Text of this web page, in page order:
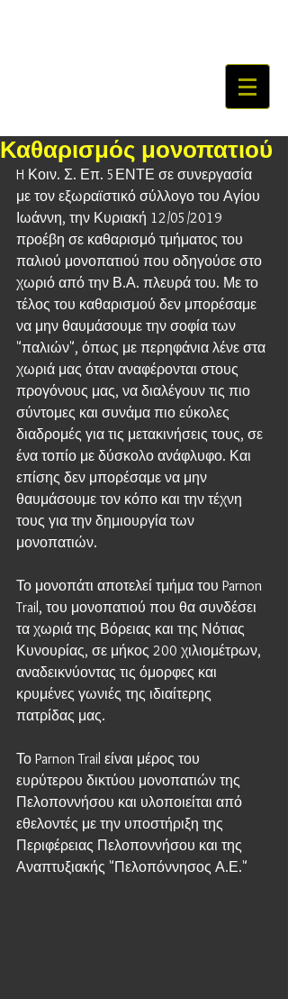
Καθαρισμός μονοπατιού
H Κοιν. Σ. Επ. 5ΕΝΤΕ σε συνεργασία
με τον εξωραϊστικό σύλλογο του Αγίου
Ιωάννη, την Κυριακή 12/05/2019
προέβη σε καθαρισμό τμήματος του
παλιού μονοπατιού που οδηγούσε στο
χωριό από την Β.Α. πλευρά του. Με το
τέλος του καθαρισμού δεν μπορέσαμε
να μην θαυμάσουμε την σοφία των
"παλιών", όπως με περηφάνια λένε στα
χωριά μας όταν αναφέρονται στους
προγόνους μας, να διαλέγουν τις πιο
σύντομες και συνάμα πιο εύκολες
διαδρομές για τις μετακινήσεις τους, σε
ένα τοπίο με δύσκολο ανάφλυφο. Και
επίσης δεν μπορέσαμε να μην
θαυμάσουμε τον κόπο και την τέχνη
τους για την δημιουργία των
μονοπατιών.
Το μονοπάτι αποτελεί τμήμα του Parnon
Trail, του μονοπατιού που θα συνδέσει
τα χωριά της Βόρειας και της Νότιας
Κυνουρίας, σε μήκος 200 χιλιομέτρων,
αναδεικνύοντας τις όμορφες και
κρυμένες γωνιές της ιδιαίτερης
πατρίδας μας.
Το Parnon Trail είναι μέρος του
ευρύτερου δικτύου μονοπατιών της
Πελοποννήσου και υλοποιείται από
εθελοντές με την υποστήριξη της
Περιφέρειας Πελοποννήσου και της
Αναπτυξιακής "Πελοπόννησος Α.Ε."